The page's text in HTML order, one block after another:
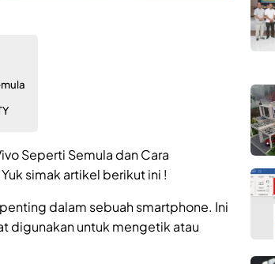
Seperti Semula dan Cara
simak artikel berikut ini !
dalam sebuah smartphone. Ini
digunakan untuk mengetik atau